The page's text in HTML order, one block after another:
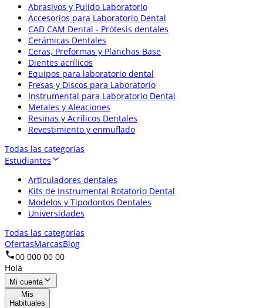
Abrasivos y Pulido Laboratorio
Accesorios para Laboratorio Dental
CAD CAM Dental - Prótesis dentales
Cerámicas Dentales
Ceras, Preformas y Planchas Base
Dientes acrílicos
Equipos para laboratorio dental
Fresas y Discos para Laboratorio
Instrumental para Laboratorio Dental
Metales y Aleaciones
Resinas y Acrílicos Dentales
Revestimiento y enmuflado
Todas las categorías
Estudiantes
Articuladores dentales
Kits de Instrumental Rotatorio Dental
Modelos y Tipodontos Dentales
Universidades
Todas las categorías
OfertasMarcasBlog
00 000 00 00
Hola
Mi cuenta
Mis
Habituales